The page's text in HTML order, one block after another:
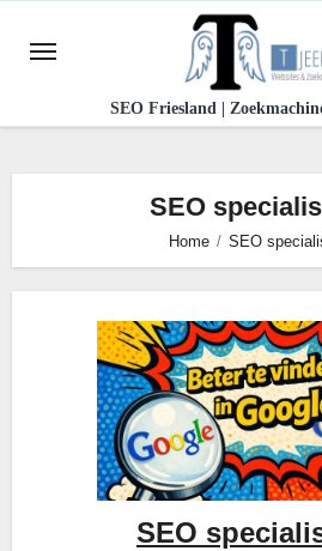
naar
SEO Friesland |
SEO
Home SEO
SEO